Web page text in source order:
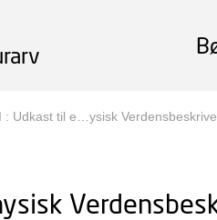
: Udkast til e…ysisk